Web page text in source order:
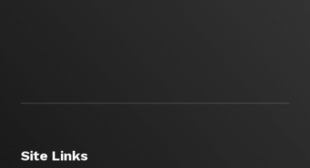
Site Links